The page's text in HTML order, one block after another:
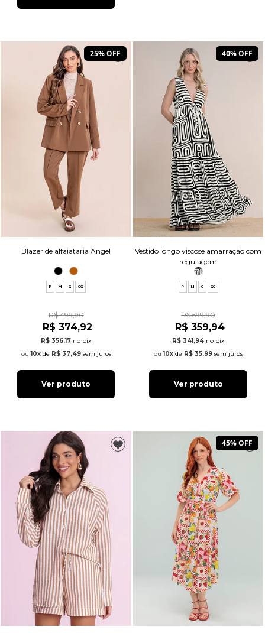
25% OFF
Blazer de alfaiataria Angel
P M G GG
R$ 499,90
R$ 374,92
R$ 356,17 no pix
10xde R$ 37,49sem juros
Ver produto
40% OFF
Vestido longo viscose amarração com
regulagem
P M G GG
R$ 599,90
R$ 359,94
R$ 341,94 no pix
10x de R$ 35,99 sem juros
Ver produto
45% OFF